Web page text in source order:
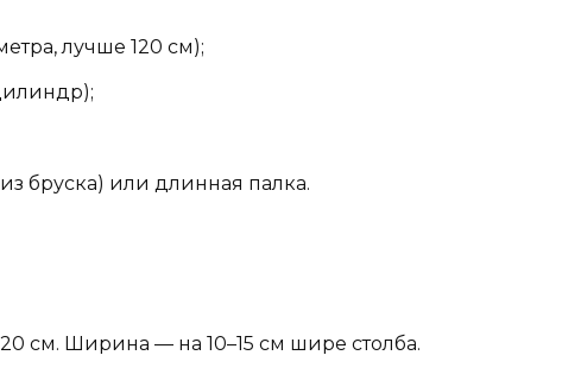
лучше 120 см);
бруска) или длинная палка.
см. Ширина — на 10–15 см шире столба.